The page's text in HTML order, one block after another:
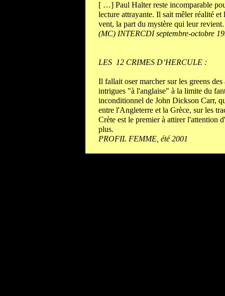
[ …] Paul Halter reste incomparable
lecture attrayante. Il sait mêler réalité
vent, la part du mystère qui leur
(MC) INTERCDI septembre-octobre
LES 12 CRIMES D’HERCULE :
Il fallait oser marcher sur les greens
intrigues "à l'anglaise" à la limite du
inconditionnel de John Dickson Carr,
entre l'Angleterre et la Grèce, sur les
Crète est le pre­mier à attirer l'attention
plus.
PROFIL FEMME, été 2001